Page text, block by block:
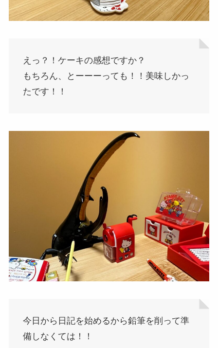
えっ？！ケーキの感想ですか？
もちろん、とーーーっても！！美味しかっ
たです！！
今日から日記を始めるから鉛筆を削って準
備しなくては！！